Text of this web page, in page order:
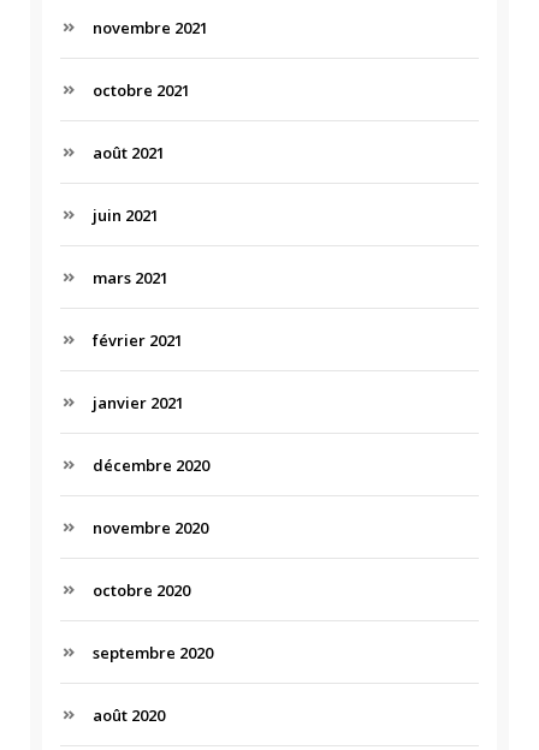
novembre 2021
octobre 2021
août 2021
juin 2021
mars 2021
février 2021
janvier 2021
décembre 2020
novembre 2020
octobre 2020
septembre 2020
août 2020